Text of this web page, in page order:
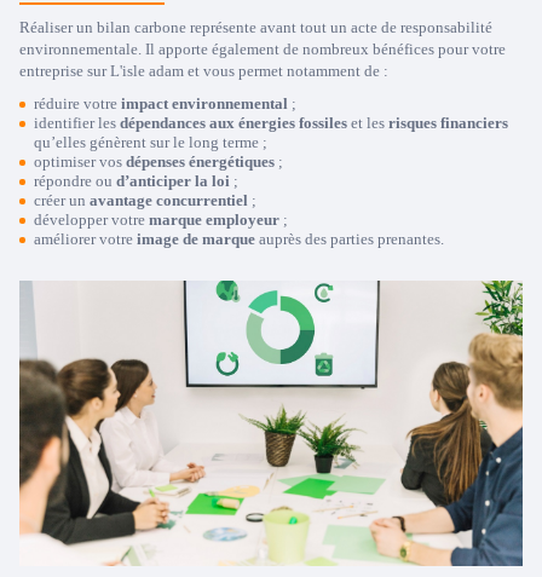
Réaliser un bilan carbone représente avant tout un acte de responsabilité
environnementale. Il apporte également de nombreux bénéfices pour votre
entreprise sur L'isle adam et vous permet notamment de :
réduire votre impact environnemental ;
identifier les dépendances aux énergies fossiles et les risques financiers
qu’elles génèrent sur le long terme ;
optimiser vos dépenses énergétiques ;
répondre ou d’anticiper la loi ;
créer un avantage concurrentiel ;
développer votre marque employeur ;
améliorer votre image de marque auprès des parties prenantes.